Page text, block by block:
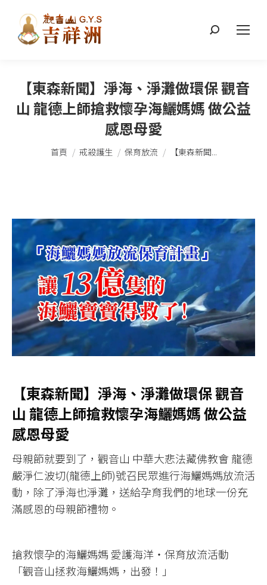
搜
【東森新聞】淨海、淨灘做環保 觀音
山 龍德上師搶救懷孕海鱺媽媽 做公益
感恩母愛
您在這裡：
首頁 戒殺護生 保育放流 【東森新聞...
【東森新聞】淨海、淨灘做環保 觀音
山 龍德上師搶救懷孕海鱺媽媽 做公益
感恩母愛
母親節就要到了，觀音山 中華大悲法藏佛教會 龍德
嚴淨仁波切(龍德上師)號召民眾進行海鱺媽媽放流活
動，除了淨海也淨灘，送給孕育我們的地球一份充
滿感恩的母親節禮物。
搶救懷孕的海鱺媽媽 愛護海洋‧保育放流活動
「觀音山拯救海鱺媽媽，出發！」